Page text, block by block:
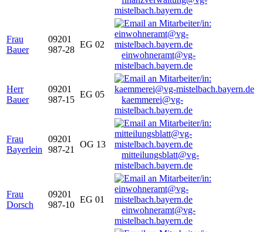
mistelbach.bayern.de
Frau
Bauer
09201
987-28
EG 02
einwohneramt@vg-
mistelbach.bayern.de
Herr
Bauer
09201
987-15
EG 05
kaemmerei@vg-
mistelbach.bayern.de
Frau
Bayerlein
09201
987-21
OG 13
mitteilungsblatt@vg-
mistelbach.bayern.de
Frau
Dorsch
09201
987-10
EG 01
einwohneramt@vg-
mistelbach.bayern.de